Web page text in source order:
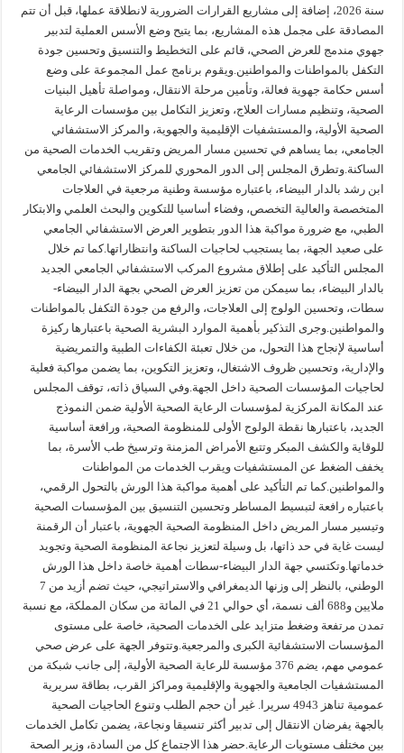
سنة 2026، إضافة إلى مشاريع القرارات الضرورية لانطلاقة عملها، قبل أن تتم
المصادقة على مجمل هذه المشاريع، بما يتيح وضع الأسس العملية لتدبير
جهوي مندمج للعرض الصحي، قائم على التخطيط والتنسيق وتحسين جودة
التكفل بالمواطنات والمواطنين.ويقوم برنامج عمل المجموعة على وضع
أسس حكامة جهوية فعالة، وتأمين مرحلة الانتقال، ومواصلة تأهيل البنيات
الصحية، وتنظيم مسارات العلاج، وتعزيز التكامل بين مؤسسات الرعاية
الصحية الأولية، والمستشفيات الإقليمية والجهوية، والمركز الاستشفائي
الجامعي، بما يساهم في تحسين مسار المريض وتقريب الخدمات الصحية من
الساكنة.وتطرق المجلس إلى الدور المحوري للمركز الاستشفائي الجامعي
ابن رشد بالدار البيضاء، باعتباره مؤسسة وطنية مرجعية في العلاجات
المتخصصة والعالية التخصص، وفضاء أساسيا للتكوين والبحث العلمي والابتكار
الطبي، مع ضرورة مواكبة هذا الدور بتطوير العرض الاستشفائي الجامعي
على صعيد الجهة، بما يستجيب لحاجيات الساكنة وانتظاراتها.كما تم خلال
المجلس التأكيد على إطلاق مشروع المركب الاستشفائي الجامعي الجديد
بالدار البيضاء، بما سيمكن من تعزيز العرض الصحي بجهة الدار البيضاء-
سطات، وتحسين الولوج إلى العلاجات، والرفع من جودة التكفل بالمواطنات
والمواطنين.وجرى التذكير بأهمية الموارد البشرية الصحية باعتبارها ركيزة
أساسية لإنجاح هذا التحول، من خلال تعبئة الكفاءات الطبية والتمريضية
والإدارية، وتحسين ظروف الاشتغال، وتعزيز التكوين، بما يضمن مواكبة فعلية
لحاجيات المؤسسات الصحية داخل الجهة.وفي السياق ذاته، توقف المجلس
عند المكانة المركزية لمؤسسات الرعاية الصحية الأولية ضمن النموذج
الجديد، باعتبارها نقطة الولوج الأولى للمنظومة الصحية، ورافعة أساسية
للوقاية والكشف المبكر وتتبع الأمراض المزمنة وترسيخ طب الأسرة، بما
يخفف الضغط عن المستشفيات ويقرب الخدمات من المواطنات
والمواطنين.كما تم التأكيد على أهمية مواكبة هذا الورش بالتحول الرقمي،
باعتباره رافعة لتبسيط المساطر وتحسين التنسيق بين المؤسسات الصحية
وتيسير مسار المريض داخل المنظومة الصحية الجهوية، باعتبار أن الرقمنة
ليست غاية في حد ذاتها، بل وسيلة لتعزيز نجاعة المنظومة الصحية وتجويد
خدماتها.وتكتسي جهة الدار البيضاء-سطات أهمية خاصة داخل هذا الورش
الوطني، بالنظر إلى وزنها الديمغرافي والاستراتيجي، حيث تضم أزيد من 7
ملايين و688 ألف نسمة، أي حوالي 21 في المائة من سكان المملكة، مع نسبة
تمدن مرتفعة وضغط متزايد على الخدمات الصحية، خاصة على مستوى
المؤسسات الاستشفائية الكبرى والمرجعية.وتتوفر الجهة على عرض صحي
عمومي مهم، يضم 376 مؤسسة للرعاية الصحية الأولية، إلى جانب شبكة من
المستشفيات الجامعية والجهوية والإقليمية ومراكز القرب، بطاقة سريرية
عمومية تناهز 4943 سريرا. غير أن حجم الطلب وتنوع الحاجيات الصحية
بالجهة يفرضان الانتقال إلى تدبير أكثر تنسيقا ونجاعة، يضمن تكامل الخدمات
بين مختلف مستويات الرعاية.حضر هذا الاجتماع كل من السادة، وزير الصحة